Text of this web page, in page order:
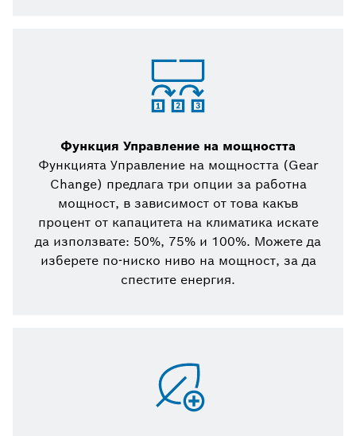
Функция Управление на мощността
Функцията Управление на мощността (Gear
Change) предлага три опции за работна
мощност, в зависимост от това какъв
процент от капацитета на климатика искате
да използвате: 50%, 75% и 100%. Можете да
изберете по-ниско ниво на мощност, за да
спестите енергия.